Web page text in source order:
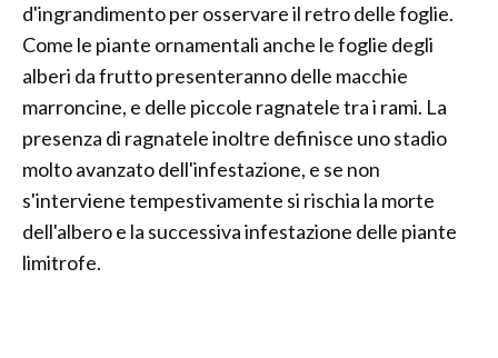
d'ingrandimento per osservare il retro delle foglie.
Come le piante ornamentali anche le foglie degli
alberi da frutto presenteranno delle macchie
marroncine, e delle piccole ragnatele tra i rami. La
presenza di ragnatele inoltre definisce uno stadio
molto avanzato dell'infestazione, e se non
s'interviene tempestivamente si rischia la morte
dell'albero e la successiva infestazione delle piante
limitrofe.